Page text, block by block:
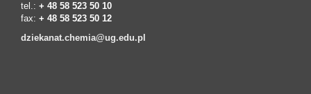
tel.: + 48 58 523 50 10
fax: + 48 58 523 50 12
dziekanat.chemia@ug.edu.pl